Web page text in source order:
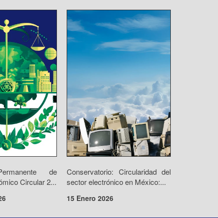
de
Circular 2...
Conservatorio: Circularidad del
sector electrónico en México:...
15 Enero 2026